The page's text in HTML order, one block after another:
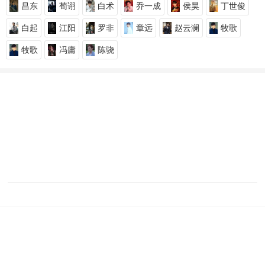
昌东 荀诩 白术 乔一成 侯昊 丁世俊
白起 江阳 罗非 章远 赵云澜 牧歌
牧歌 冯庸 陈骁